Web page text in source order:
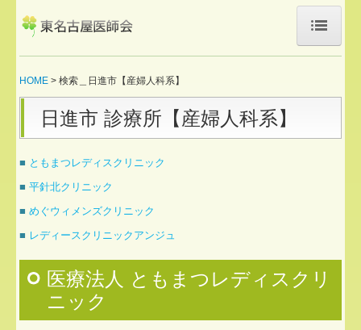
医師会について
新規入会希望の方へ
お知らせ
医療機関検索
訪問診療対応医療機関
休日急病診療所
東名医総研 やまびこ
HOME 検索＿日進市【産婦人科系】
日進市 診療所【産婦人科系】
■ ともまつレディスクリニック
■ 平針北クリニック
■ めぐウィメンズクリニック
■ レディースクリニックアンジュ
医療法人 ともまつレディスクリ
ニック